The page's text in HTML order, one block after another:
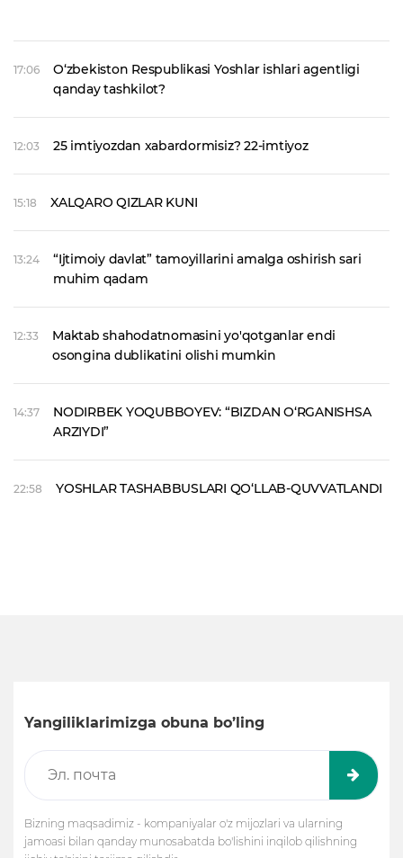
17:06
O‘zbekiston Respublikasi Yoshlar ishlari agentligi
qanday tashkilot?
12:03 25 imtiyozdan xabardormisiz? 22-imtiyoz
15:18 XALQARO QIZLAR KUNI
13:24
“Ijtimoiy davlat” tamoyillarini amalga oshirish sari
muhim qadam
12:33
Maktab shahodatnomasini yo'qotganlar endi
osongina dublikatini olishi mumkin
14:37
NODIRBEK YOQUBBOYEV: “BIZDAN O‘RGANISHSA
ARZIYDI”
22:58 YOSHLAR TASHABBUSLARI QO‘LLAB-QUVVATLANDI
Yangiliklarimizga obuna bo’ling
Bizning maqsadimiz - kompaniyalar o'z mijozlari va ularning
jamoasi bilan qanday munosabatda bo'lishini inqilob qilishning